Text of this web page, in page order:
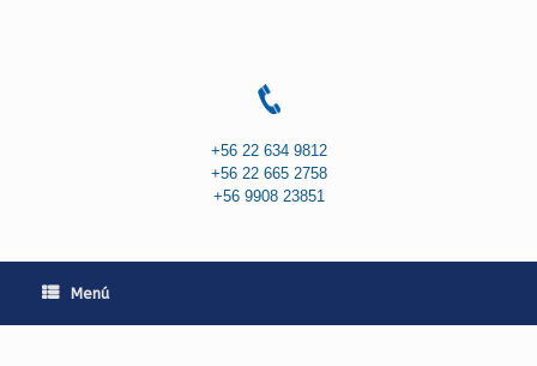
+56 22 634 9812
+56 22 665 2758
+56 9908 23851
Menú